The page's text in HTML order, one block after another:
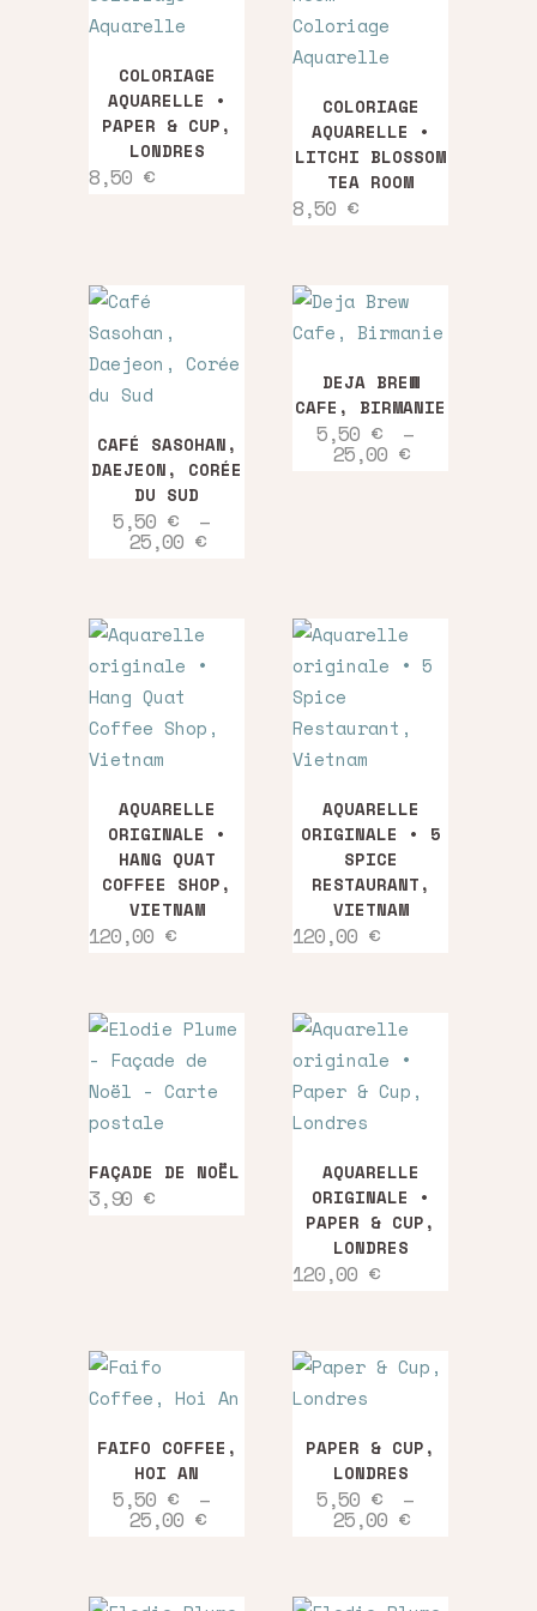
au
ancien
COLORIAGE
AQUARELLE •
PAPER & CUP,
LONDRES
8,50 €
COLORIAGE
AQUARELLE •
LITCHI BLOSSOM
TEA ROOM
8,50 €
produit
plusieurs
variations.
peuvent
être
choisies
sur
la
page
produit
CAFÉ SASOHAN,
DAEJEON, CORÉE
DU SUD
5,50 € –
25,00 €Plage
25,00 €
produit
plusieurs
choisies
sur
la
page
du
produit
DEJA BREW
CAFE, BIRMANIE
5,50 € –
25,00 €Plage
AQUARELLE
ORIGINALE •
HANG QUAT
COFFEE SHOP,
VIETNAM
120,00 €
AQUARELLE
ORIGINALE • 5
SPICE
RESTAURANT,
VIETNAM
120,00 €
FAÇADE DE NOËL
3,90 €
AQUARELLE
ORIGINALE •
PAPER & CUP,
LONDRES
120,00 €
produit
plusieurs
FAIFO COFFEE,
HOI AN
5,50 € –
25,00 €Plage
produit
plusieurs
PAPER & CUP,
LONDRES
5,50 € –
25,00 €Plage